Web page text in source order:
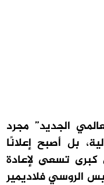
الجديد” مجرد
بل أصبح إعلانًا
كبرى تسعى لإعادة
الروسي فلاديمير